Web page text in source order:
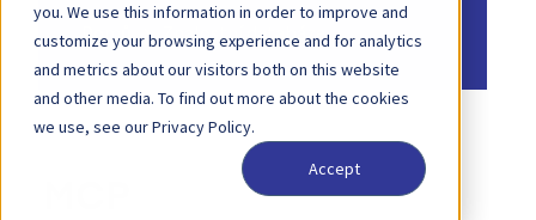
you. We use this information in order to improve and
customize your browsing experience and for analytics
and metrics about our visitors both on this website
and other media. To find out more about the cookies
we use, see our Privacy Policy.
Accept
Domů Znalostní databáze